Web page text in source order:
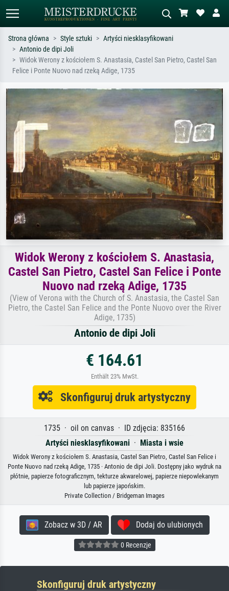
Wyszukiwanie standardowe Wyszukiwanie obrazów AI
Szukaj wg artysty, tytułu lub stylu – np.
impresjonizm, fala Hokusaia, akt.
Opisz scenę – np. zielona łąka,
stojący akt obok drzewa.
Strona główna Style sztuki
Artyści niesklasyfikowani
Antonio de dipi Joli
Widok Werony z kościołem S. Anastasia, Castel San Pietro, Castel San
Felice i Ponte Nuovo nad rzeką Adige, 1735
Widok Werony z kościołem S. Anastasia,
Castel San Pietro, Castel San Felice i Ponte
Nuovo nad rzeką Adige, 1735
(View of Verona with the Church of S. Anastasia, the Castel San
Pietro, the Castel San Felice and the Ponte Nuovo over the River
Adige, 1735)
Antonio de dipi Joli
€ 164.61
Enthält 23% MwSt.
Skonfiguruj druk artystyczny
1735 · oil on canvas · ID zdjęcia: 835166
Artyści niesklasyfikowani · Miasta i wsie
Widok Werony z kościołem S. Anastasia, Castel San Pietro, Castel San Felice i
Ponte Nuovo nad rzeką Adige, 1735 · Antonio de dipi Joli. Dostępny jako wydruk na
płótnie, papierze fotograficznym, tekturze akwarelowej, papierze niepowlekanym
lub papierze japońskim.
Private Collection / Bridgeman Images
Zobacz w 3D / AR Dodaj do ulubionych
0 Recenzje
Skonfiguruj druk artystyczny